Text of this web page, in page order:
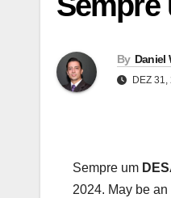
By Daniel
DEZ 31,
Sempre um
2024. May be an